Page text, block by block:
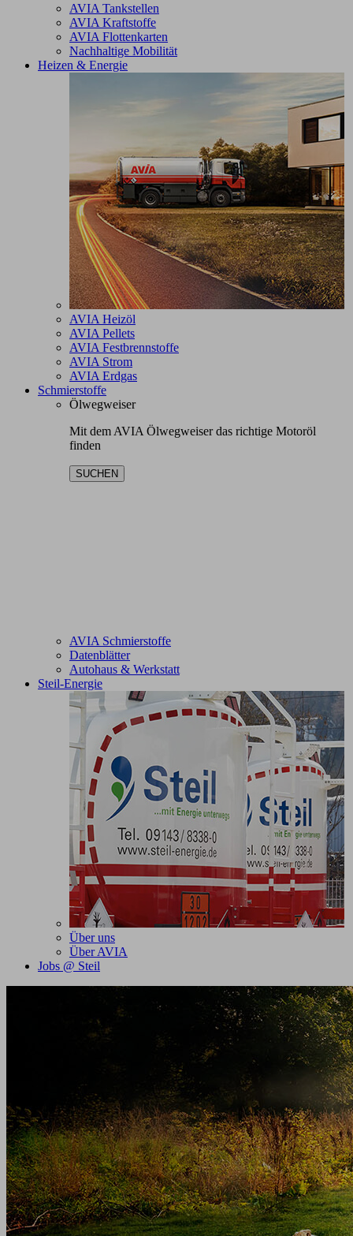
AVIA Tankstellen
AVIA Kraftstoffe
AVIA Flottenkarten
Nachhaltige Mobilität
Heizen & Energie
AVIA Heizöl
AVIA Pellets
AVIA Festbrennstoffe
AVIA Strom
AVIA Erdgas
Schmierstoffe
Ölwegweiser
Mit dem AVIA Ölwegweiser das richtige Motoröl
finden
SUCHEN
AVIA Schmierstoffe
Datenblätter
Autohaus & Werkstatt
Steil-Energie
Über uns
Über AVIA
Jobs @ Steil